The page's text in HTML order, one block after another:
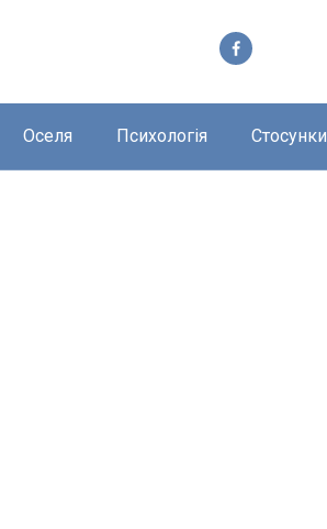
Оселя Психологія Стосунки